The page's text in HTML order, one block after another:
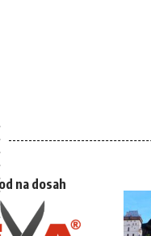
na dosah